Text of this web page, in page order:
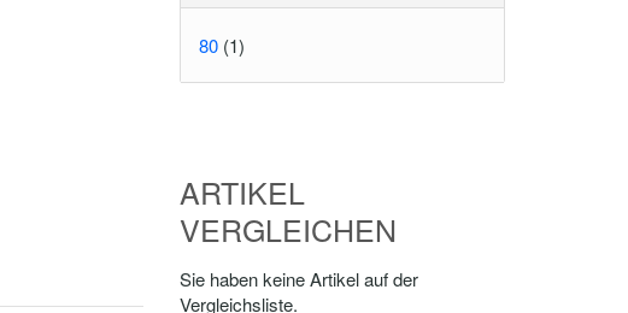
80 (1)
ARTIKEL
VERGLEICHEN
Sie haben keine Artikel auf der
Vergleichsliste.